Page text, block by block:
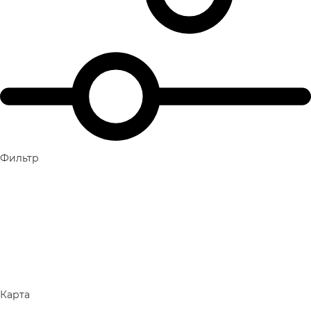
Фильтр
Карта